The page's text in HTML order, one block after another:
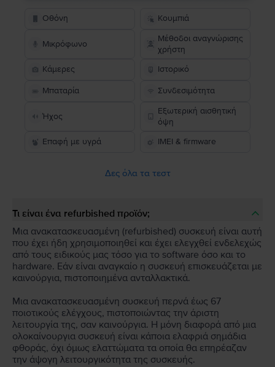
Οθόνη Κουμπιά
Μικρόφωνο
Μέθοδοι αναγνώρισης
χρήστη
Κάμερες
Ιστορικό
Μπαταρία Συνδεσιμότητα
Ήχος
Εξωτερική αισθητική
όψη
Επαφή με υγρά
IMEI & firmware
Δες όλα τα τεστ
Τι είναι ένα refurbished προϊόν;
Μια ανακατασκευασμένη (refurbished) συσκευή είναι αυτή
που έχει ήδη χρησιμοποιηθεί και έχει ελεγχθεί ενδελεχώς
από τους ειδικούς μας τόσο για το software όσο και το
hardware. Εάν είναι αναγκαίο η συσκευή επισκευάζεται με
καινούργια, πιστοποιημένα ανταλλακτικά.
Μια ανακατασκευασμένη συσκευή περνά έως 67
ποιοτικούς ελέγχους, πιστοποιώντας την άριστη
λειτουργία της, σαν καινούργια. Η μόνη διαφορά από μια
ολοκαίνουργια συσκευή είναι κάποια ελαφριά σημάδια
φθοράς, όχι όμως ελαττώματα τα οποία θα επηρέαζαν
την άψογη λειτουργικότητα της συσκευής.